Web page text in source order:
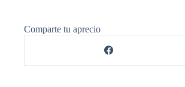
Comparte tu aprecio